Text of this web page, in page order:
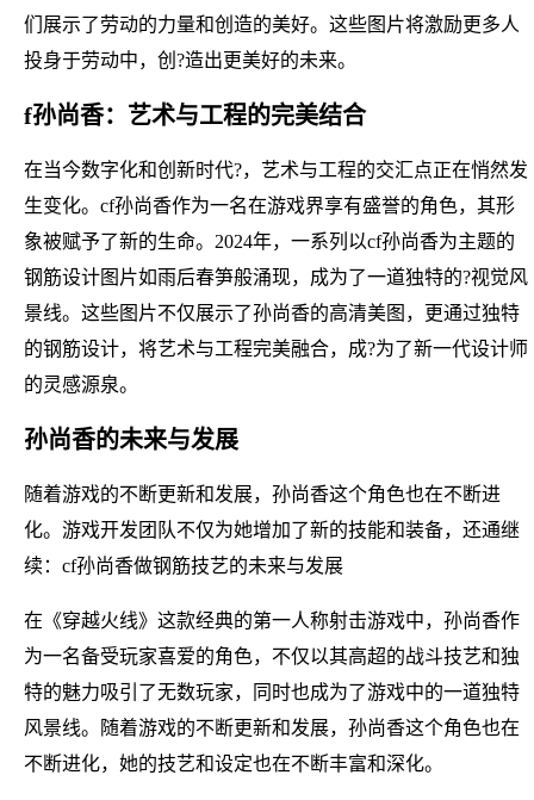
们展示了劳动的力量和创造的美好。这些图片将激励更多人
投身于劳动中，创?造出更美好的未来。
f孙尚香：艺术与工程的完美结合
在当今数字化和创新时代?，艺术与工程的交汇点正在悄然发
生变化。cf孙尚香作为一名在游戏界享有盛誉的角色，其形
象被赋予了新的生命。2024年，一系列以cf孙尚香为主题的
钢筋设计图片如雨后春笋般涌现，成为了一道独特的?视觉风
景线。这些图片不仅展示了孙尚香的高清美图，更通过独特
的钢筋设计，将艺术与工程完美融合，成?为了新一代设计师
的灵感源泉。
孙尚香的未来与发展
随着游戏的不断更新和发展，孙尚香这个角色也在不断进
化。游戏开发团队不仅为她增加了新的技能和装备，还通继
续：cf孙尚香做钢筋技艺的未来与发展
在《穿越火线》这款经典的第一人称射击游戏中，孙尚香作
为一名备受玩家喜爱的角色，不仅以其高超的战斗技艺和独
特的魅力吸引了无数玩家，同时也成为了游戏中的一道独特
风景线。随着游戏的不断更新和发展，孙尚香这个角色也在
不断进化，她的技艺和设定也在不断丰富和深化。